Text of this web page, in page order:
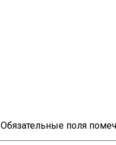
Обязательные поля